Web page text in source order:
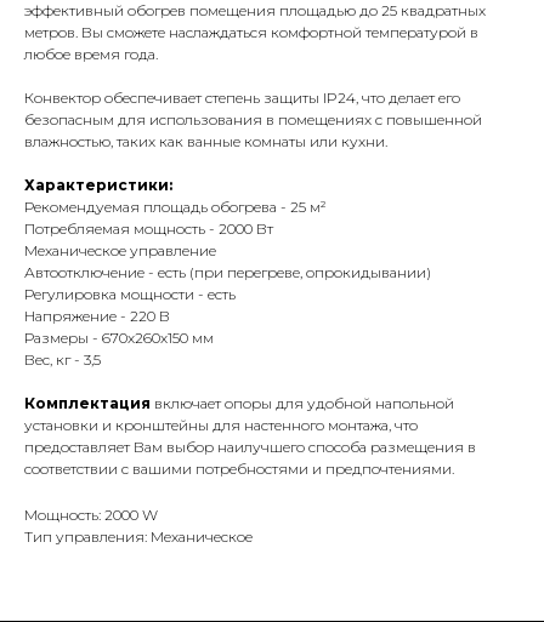
эффективный обогрев помещения площадью до 25 квадратных
метров. Вы сможете наслаждаться комфортной температурой в
любое время года.
Конвектор обеспечивает степень защиты IP24, что делает его
безопасным для использования в помещениях с повышенной
влажностью, таких как ванные комнаты или кухни.
Характеристики:
Рекомендуемая площадь обогрева - 25 м²
Потребляемая мощность - 2000 Вт
Механическое управление
Автоотключение - есть (при перегреве, опрокидывании)
Регулировка мощности - есть
Напряжение - 220 В
Размеры - 670х260х150 мм
Вес, кг - 3,5
Комплектация включает опоры для удобной напольной
установки и кронштейны для настенного монтажа, что
предоставляет Вам выбор наилучшего способа размещения в
соответствии с вашими потребностями и предпочтениями.
Мощность: 2000 W
Тип управления: Механическое